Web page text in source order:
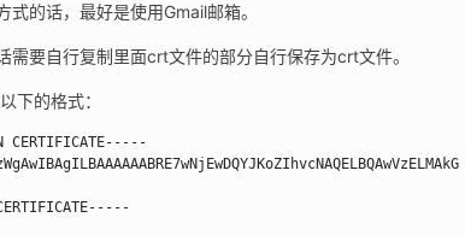
式的话，最好是使用Gmail邮箱。
需要自行复制里面crt文件的部分自行保存为crt文件。
下的格式：
CERTIFICATE-----